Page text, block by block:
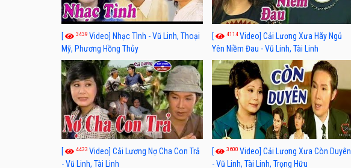
[ 3439 Video] Nhạc Tình - Vũ Linh, Thoại
Mỹ, Phương Hồng Thủy
[ 4114Video] Cải Lương Xưa Hãy Ngủ
Yên Niềm Đau - Vũ Linh, Tài Linh
[ 4433 Video] Cải Lương Nợ Cha Con Trả
- Vũ Linh, Tài Linh
[ 3600 Video] Cải Lương Xưa Còn Duyên
- Vũ Linh, Tài Linh, Trọng Hữu